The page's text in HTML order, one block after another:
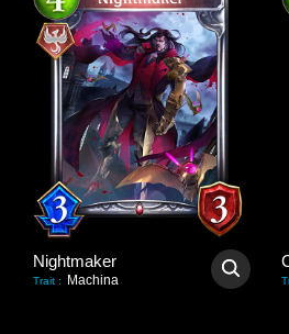
Nightmaker
Trait : Machina